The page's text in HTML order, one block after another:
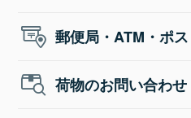
郵便局・ATM・ポ
荷物のお問い合わせ